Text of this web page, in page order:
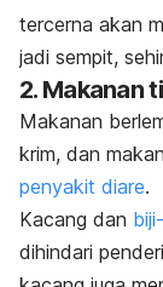
tercerna akan
jadi sempit,
2. Makanan
Makanan
krim, dan
penyakit diare.
Kacang dan
dihindari